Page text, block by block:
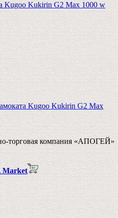
Kugoo Kukirin G2 Max 1000 w
Kugoo Kukirin G2 Max
торговая компания «АПОГЕЙ»
Market